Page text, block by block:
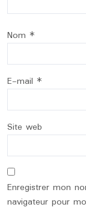
Nom *
E-mail *
Site web
Enregistrer mon
navigateur pour